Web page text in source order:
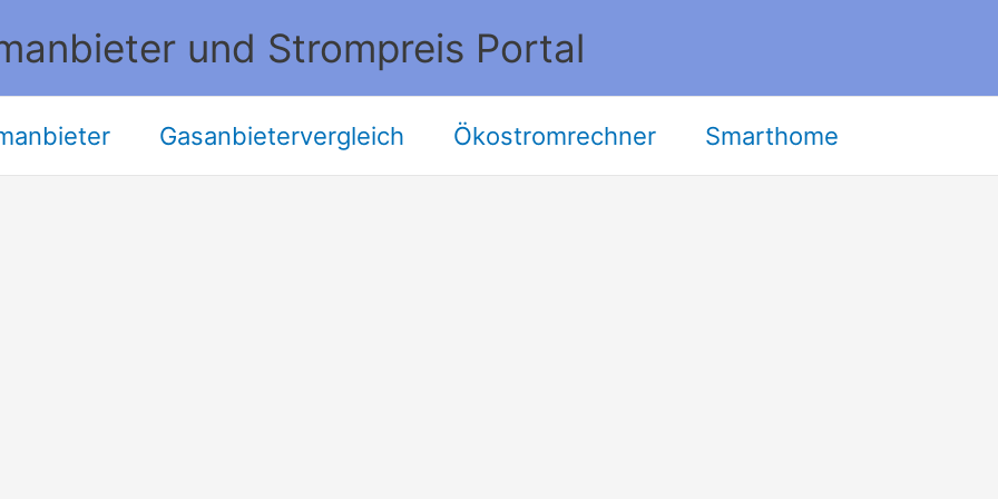
und Strompreis Portal
Gasanbietervergleich Ökostromrechner Smarthome